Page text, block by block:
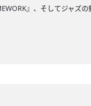
』、そしてジャズ